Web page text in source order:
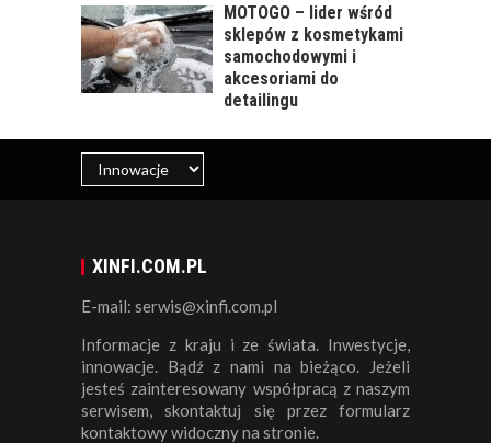
MOTOGO – lider wśród
sklepów z kosmetykami
samochodowymi i
akcesoriami do
detailingu
XINFI.COM.PL
E-mail: serwis@xinfi.com.pl
Informacje z kraju i ze świata. Inwestycje,
innowacje. Bądź z nami na bieżąco. Jeżeli
jesteś zainteresowany współpracą z naszym
serwisem, skontaktuj się przez formularz
kontaktowy widoczny na stronie.